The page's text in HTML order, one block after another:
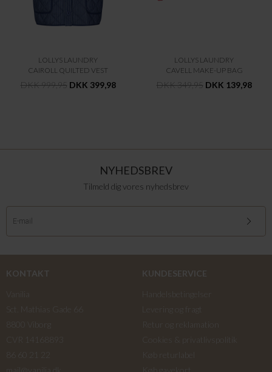
LOLLYS LAUNDRY
CAIROLL QUILTED VEST
DKK 999,95 DKK 399,98
LOLLYS LAUNDRY
CAVELL MAKE-UP BAG
DKK 349,95 DKK 139,98
NYHEDSBREV
Tilmeld dig vores nyhedsbrev
KONTAKT
KUNDESERVICE